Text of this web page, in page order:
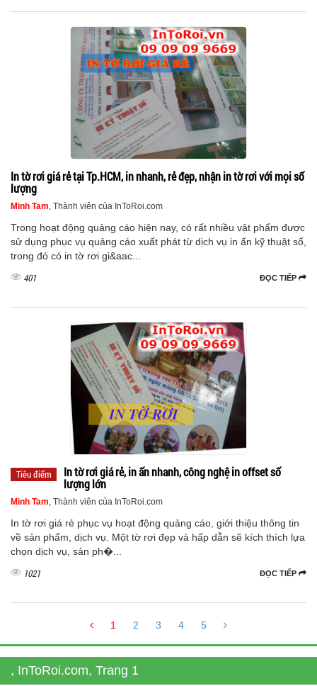
In tờ rơi giá rẻ tại Tp.HCM, in nhanh, rẻ đẹp, nhận in tờ rơi với mọi số
lượng
Minh Tam , Thành viên của InToRoi.com
Trong hoạt động quảng cáo hiện nay, có rất nhiều vật phẩm được
sử dụng phục vụ quảng cáo xuất phát từ dịch vụ in ấn kỹ thuật số,
trong đó có in tờ rơi gi&aac...
ĐỌC TIẾP
401
Tiêu điểm
In tờ rơi giá rẻ, in ấn nhanh, công nghệ in offset số
lượng lớn
Minh Tam , Thành viên của InToRoi.com
In tờ rơi giá rẻ phục vụ hoạt động quảng cáo, giới thiệu thông tin
về sản phẩm, dịch vụ. Một tờ rơi đẹp và hấp dẫn sẽ kích thích lựa
chọn dịch vụ, sản ph�...
ĐỌC TIẾP
1021
1 2 3 4 5
, InToRoi.com, Trang 1